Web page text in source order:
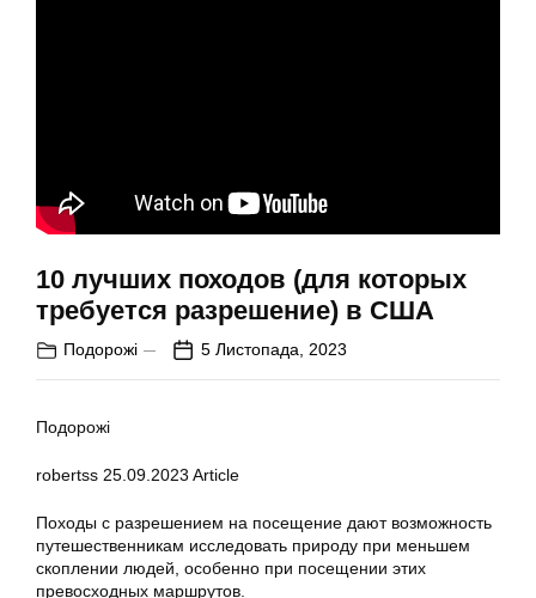
10 лучших походов (для которых
требуется разрешение) в США
Подорожі 5 Листопада, 2023
Подорожі
robertss 25.09.2023 Article
Походы с разрешением на посещение дают возможность
путешественникам исследовать природу при меньшем
скоплении людей, особенно при посещении этих
превосходных маршрутов.